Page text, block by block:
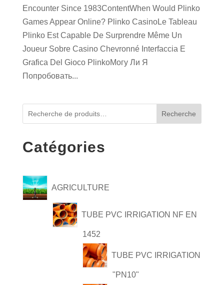
Encounter Since 1983ContentWhen Would Plinko
Games Appear Online? Plinko CasinoLe Tableau
Plinko Est Capable De Surprendre Même Un
Joueur Sobre Casino Chevronné Interfaccia E
Grafica Del Gioco PlinkoМогу Ли Я
Попробовать...
Recherche
Catégories
AGRICULTURE
TUBE PVC IRRIGATION NF EN
1452
TUBE PVC IRRIGATION
"PN10"